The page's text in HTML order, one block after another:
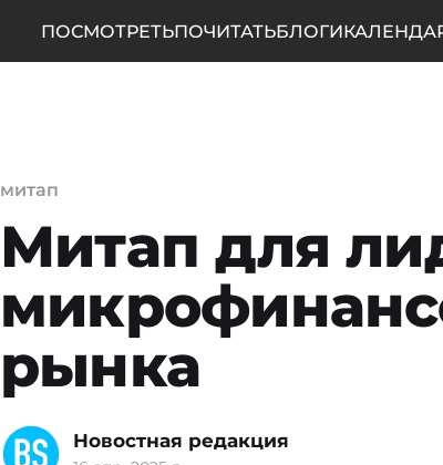
ПОСМОТРЕТЬПОЧИТАТЬБЛОГИ
митап
Митап для
рынка
Новостная редакция